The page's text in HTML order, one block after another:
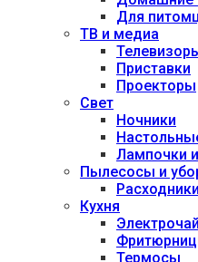
Для
ТВ и медиа
Приставки
Проекторы
Свет
Ночники
Лампочки
Пылесосы и
Расходники
Кухня
Термосы